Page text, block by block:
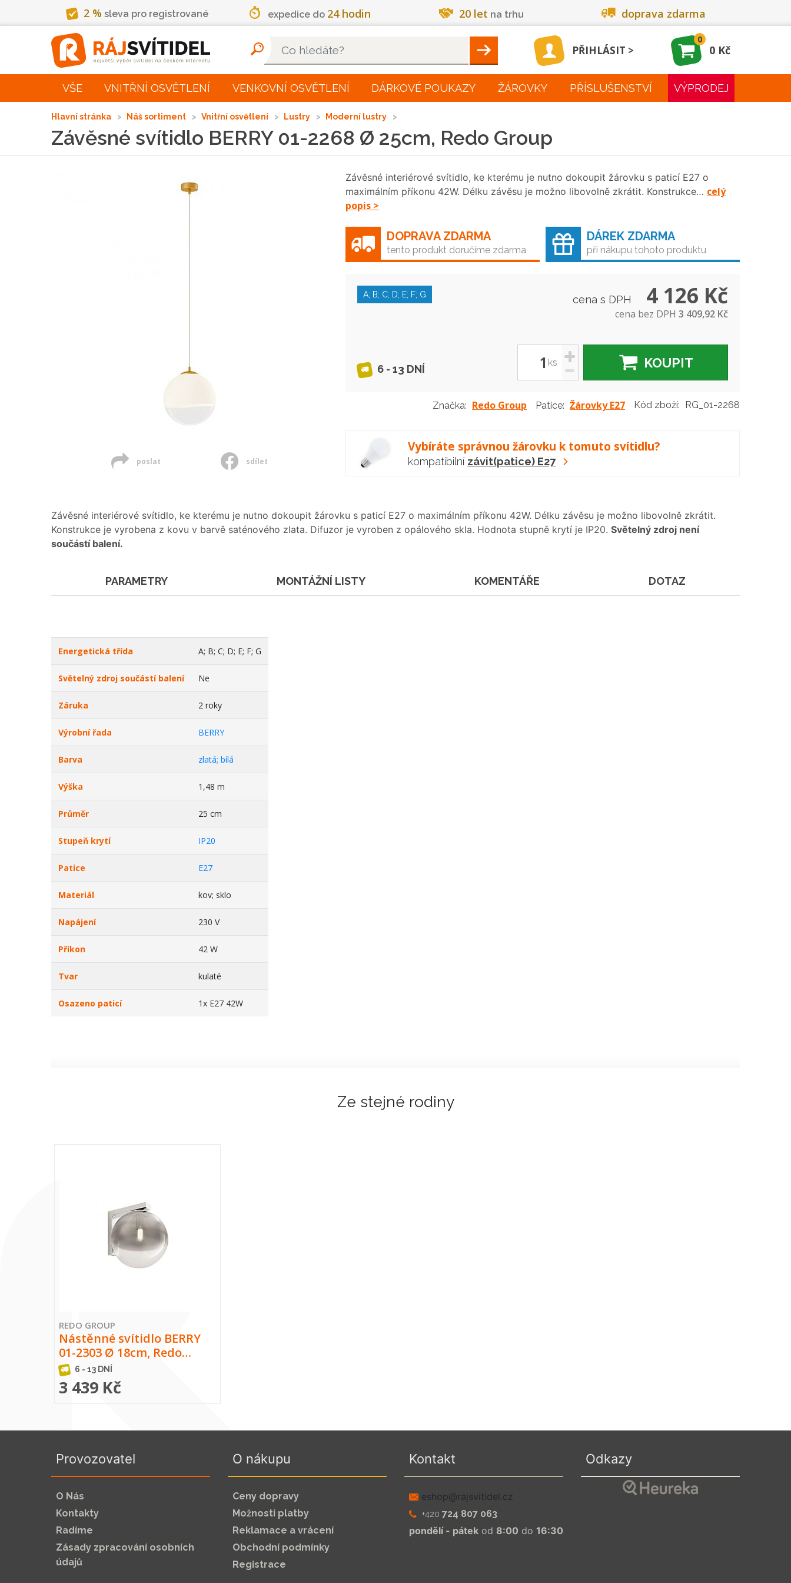
2 % sleva pro registrované expedice do 24 hodin 20 let na trhu doprava zdarma
Hleadat PŘIHLÁSIT
0
0 Kč
VŠE VNITŘNÍ OSVĚTLENÍ VENKOVNÍ OSVĚTLENÍ DÁRKOVÉ POUKAZY ŽÁROVKY PŘÍSLUŠENSTVÍ VÝPRODEJ
Hlavní stránka Náš sortiment Vnitřní osvětlení Lustry Moderní lustry
Závěsné svítidlo BERRY 01-2268 Ø 25cm, Redo Group
poslat sdílet
Závěsné interiérové svítidlo, ke kterému je nutno dokoupit žárovku s paticí E27 o
maximálním příkonu 42W. Délku závěsu je možno libovolně zkrátit. Konstrukce… celý
popis >
DOPRAVA ZDARMA
tento produkt doručíme zdarma
DÁREK ZDARMA
při nákupu tohoto produktu
A; B; C; D; E; F; G
6 - 13 DNÍ
cena s DPH 4 126 Kč
cena bez DPH 3 409,92 Kč
ks
+
-
KOUPIT
Značka: Redo Group Patice: Žárovky E27 Kód zboží: RG_01-2268
Vybíráte správnou žárovku k tomuto svítidlu?
kompatibilní závit(patice) E27
Závěsné interiérové svítidlo, ke kterému je nutno dokoupit žárovku s paticí E27 o maximálním příkonu 42W. Délku závěsu je možno libovolně zkrátit.
Konstrukce je vyrobena z kovu v barvě saténového zlata. Difuzor je vyroben z opálového skla. Hodnota stupně krytí je IP20. Světelný zdroj není
součástí balení.
PARAMETRY MONTÁŽNÍ LISTY KOMENTÁŘE DOTAZ
Energetická třída A; B; C; D; E; F; G
Světelný zdroj součástí balení Ne
Záruka 2 roky
Výrobní řada BERRY
Barva zlatá; bílá
Výška 1,48 m
Průměr 25 cm
Stupeň krytí IP20
Patice E27
Materiál kov; sklo
Napájení 230 V
Příkon 42 W
Tvar kulaté
Osazeno paticí 1x E27 42W
Ze stejné rodiny
REDO GROUP
Nástěnné svítidlo BERRY
01-2303 Ø 18cm, Redo…
6 - 13 DNÍ
3 439 Kč
Provozovatel
O Nás
Kontakty
Radíme
Zásady zpracování osobních
údajů
O nákupu
Ceny dopravy
Možnosti platby
Reklamace a vrácení
Obchodní podmínky
Registrace
Kontakt
zc.leditivsjar@pohse
+420 724 807 063
pondělí - pátek od 8:00 do 16:30
Odkazy